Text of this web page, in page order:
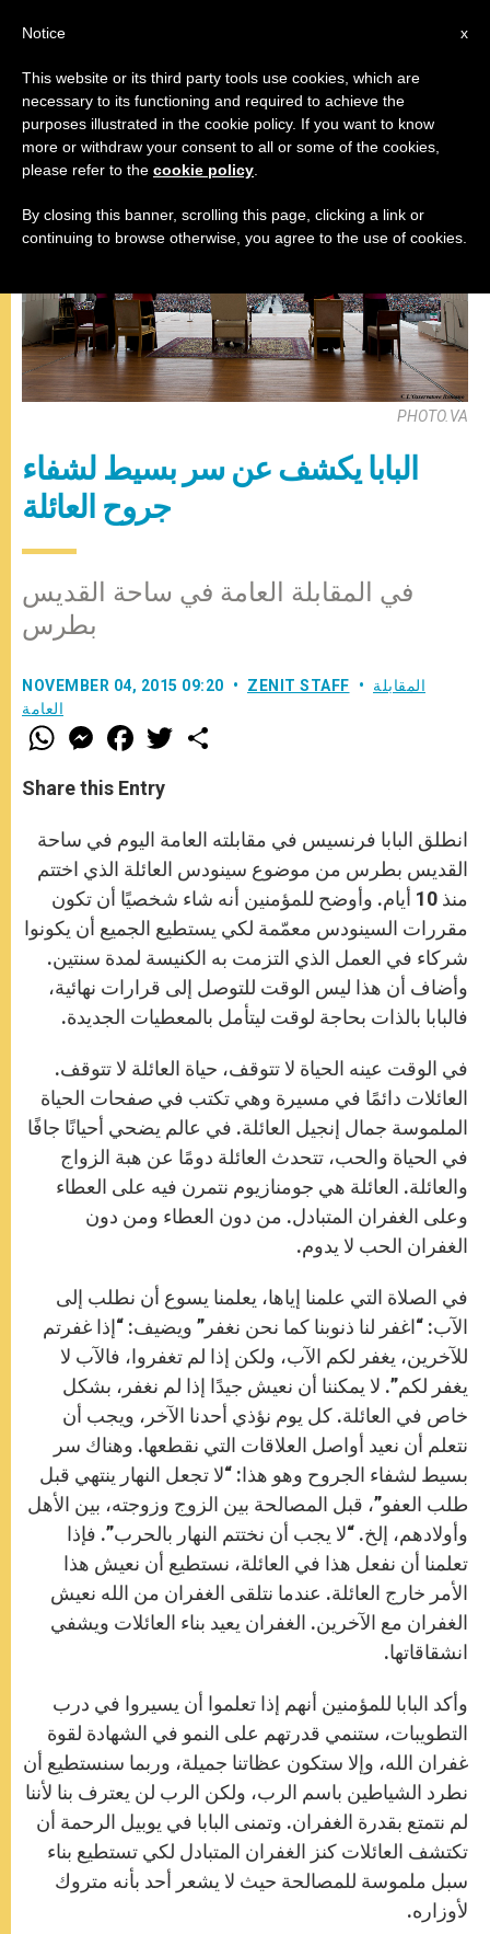
المقابلة العامة
PHOTO.VA
البابا يكشف عن سر بسيط لشفاء
جروح العائلة
في المقابلة العامة في ساحة القديس
بطرس
NOVEMBER 04, 2015 09:20 ZENIT STAFF
المقابلة
العامة
W
h
t
s
p
p
M
e
s
e
g
e
r
F
a
e
b
o
k
w
r
Share this Entry
انطلق البابا فرنسيس في مقابلته العامة اليوم في ساحة
القديس بطرس من موضوع سينودس العائلة الذي اختتم
منذ 10 أيام. وأوضح للمؤمنين أنه شاء شخصيًا أن تكون
مقررات السينودس معمّمة لكي يستطيع الجميع أن يكونوا
شركاء في العمل الذي التزمت به الكنيسة لمدة سنتين.
وأضاف أن هذا ليس الوقت للتوصل إلى قرارات نهائية،
فالبابا بالذات بحاجة لوقت ليتأمل بالمعطيات الجديدة.
في الوقت عينه الحياة لا تتوقف، حياة العائلة لا تتوقف.
العائلات دائمًا في مسيرة وهي تكتب في صفحات الحياة
الملموسة جمال إنجيل العائلة. في عالم يضحي أحيانًا جافًا
في الحياة والحب، تتحدث العائلة دومًا عن هبة الزواج
والعائلة. العائلة هي جومنازيوم نتمرن فيه على العطاء
وعلى الغفران المتبادل. من دون العطاء ومن دون
الغفران الحب لا يدوم.
في الصلاة التي علمنا إياها، يعلمنا يسوع أن نطلب إلى
الآب: “اغفر لنا ذنوبنا كما نحن نغفر” ويضيف: “إذا غفرتم
للآخرين، يغفر لكم الآب، ولكن إذا لم تغفروا، فالآب لا
يغفر لكم”. لا يمكننا أن نعيش جيدًا إذا لم نغفر، بشكل
خاص في العائلة. كل يوم نؤذي أحدنا الآخر، ويجب أن
نتعلم أن نعيد أواصل العلاقات التي نقطعها. وهناك سر
بسيط لشفاء الجروح وهو هذا: “لا تجعل النهار ينتهي قبل
طلب العفو”، قبل المصالحة بين الزوج وزوجته، بين الأهل
وأولادهم، إلخ. “لا يجب أن نختتم النهار بالحرب”. فإذا
تعلمنا أن نفعل هذا في العائلة، نستطيع أن نعيش هذا
الأمر خارج العائلة. عندما نتلقى الغفران من الله نعيش
الغفران مع الآخرين. الغفران يعيد بناء العائلات ويشفي
انشقاقاتها.
وأكد البابا للمؤمنين أنهم إذا تعلموا أن يسيروا في درب
التطويبات، ستنمي قدرتهم على النمو في الشهادة لقوة
غفران الله، وإلا ستكون عظاتنا جميلة، وربما سنستطيع أن
نطرد الشياطين باسم الرب، ولكن الرب لن يعترف بنا لأننا
لم نتمتع بقدرة الغفران. وتمنى البابا في يوبيل الرحمة أن
تكتشف العائلات كنز الغفران المتبادل لكي تستطيع بناء
سبل ملموسة للمصالحة حيث لا يشعر أحد بأنه متروك
لأوزاره.
x
Notice
This website or its third party tools use cookies, which are
necessary to its functioning and required to achieve the
purposes illustrated in the cookie policy. If you want to know
more or withdraw your consent to all or some of the cookies,
please refer to the cookie policy
By closing this banner, scrolling this page, clicking a link or
continuing to browse otherwise, you agree to the use of cookies.